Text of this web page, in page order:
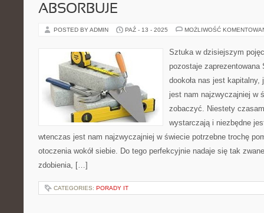
ABSORBUJE
POSTED BY ADMIN PAŹ - 13 - 2025 MOŻLIWOŚĆ
Sztuka w dzisiejszym
pozostaje zaprezentowana
dookoła nas jest
jest nam najzwyczajniej w
zobaczyć. Niestety
wystarczają i niezbędne
wtenczas jest nam najzwyczajniej w świecie potrzebne trochę
otoczenia wokół siebie. Do tego perfekcyjnie nadaje się tak
zdobienia, […]
CATEGORIES: PORADY IT